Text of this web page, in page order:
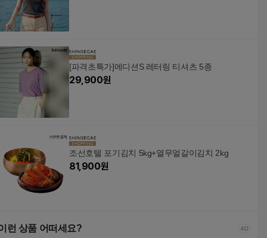
[파격초특가]에디션S 레터링 티셔츠 5종
29,900원
조선호텔 포기김치 5kg+열무얼갈이김치 2kg
81,900원
런 상품 어떠세요?